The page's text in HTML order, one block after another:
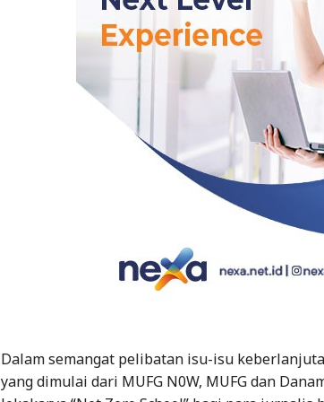
Dalam semangat pelibatan isu-isu
yang dimulai dari MUFG N0W, MUFG dan